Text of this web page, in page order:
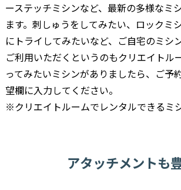
ーステッチミシンなど、最新の多様なミ
ます。刺しゅうをしてみたい、ロックミ
にトライしてみたいなど、ご自宅のミシ
ご利用いただくというのもクリエイトル
ってみたいミシンがありましたら、ご予
望欄に入力してください。
※クリエイトルームでレンタルできるミ
アタッチメントも